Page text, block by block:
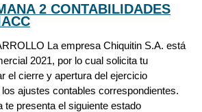
2 CONTABILIDADES
La empresa Chiquitin S.A. está
2021, por lo cual solicita tu
el cierre y apertura del ejercicio
ajustes contables correspondientes.
te presenta el siguiente estado